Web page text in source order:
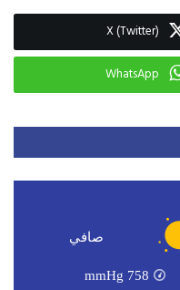
X (Twitter)
WhatsApp
صافي
758
mmHg